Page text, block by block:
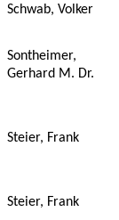
Schwab, Volker
Sontheimer,
Gerhard M. Dr.
Steier, Frank
Steier, Frank